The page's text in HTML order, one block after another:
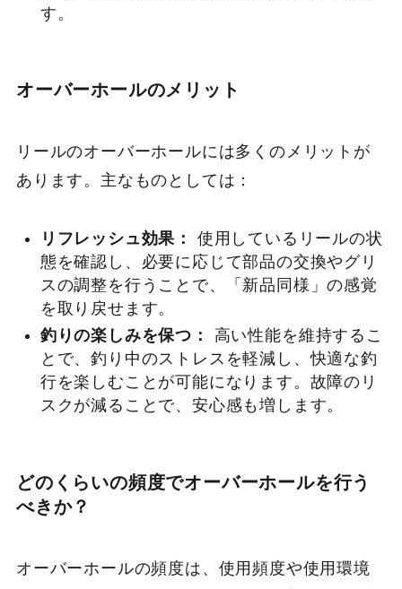
す。
オーバーホールのメリット
リールのオーバーホールには多くのメリットが
あります。主なものとしては：
リフレッシュ効果：
使用しているリールの状
態を確認し、必要に応じて部品の交換やグリ
スの調整を行うことで、「新品同様」の感覚
を取り戻せます。
釣りの楽しみを保つ：
高い性能を維持するこ
とで、釣り中のストレスを軽減し、快適な釣
行を楽しむことが可能になります。故障のリ
スクが減ることで、安心感も増します。
どのくらいの頻度でオーバーホールを行う
べきか？
オーバーホールの頻度は、使用頻度や使用環境